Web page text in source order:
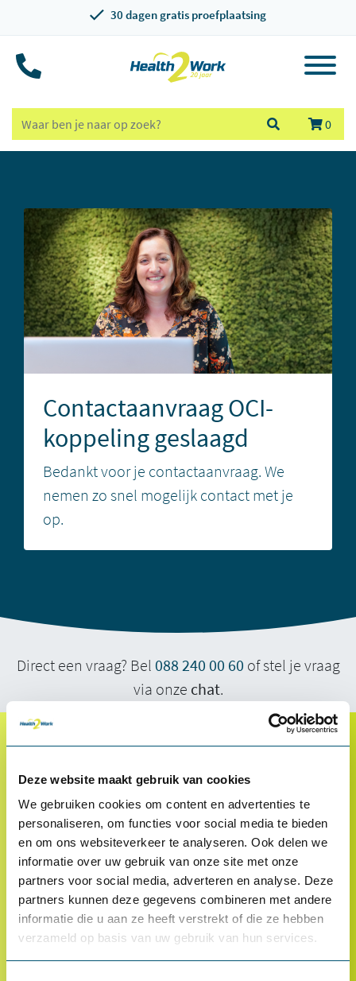
Deze website maakt gebruik van cookies
We gebruiken cookies om content en advertenties te
personaliseren, om functies voor social media te bieden
en om ons websiteverkeer te analyseren. Ook delen we
informatie over uw gebruik van onze site met onze
partners voor social media, adverteren en analyse. Deze
partners kunnen deze gegevens combineren met andere
informatie die u aan ze heeft verstrekt of die ze hebben
verzameld op basis van uw gebruik van hun services.
30 dagen gratis proefplaatsing
0
Contactaanvraag OCI-
koppeling geslaagd
Bedankt voor je contactaanvraag. We
nemen zo snel mogelijk contact met je
op.
Direct een vraag? Bel 088 240 00 60 of stel je vraag
via onze chat.
Proefplaatsing
Betalen
Retourneren
Inloggen
OCI-koppeling
Veelgestelde vragen